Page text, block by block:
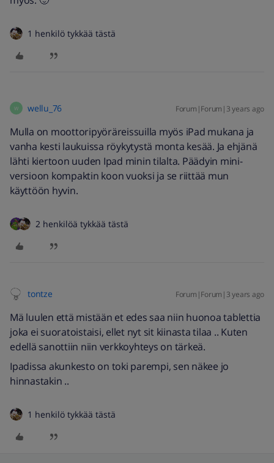
1 henkilö tykkää tästä
W wellu_76 Forum|Forum|3 years ago
Mulla on moottoripyöräreissuilla myös iPad mukana ja
vanha kesti laukuissa röykytystä monta kesää. Ja ehjänä
lähti kiertoon uuden Ipad minin tilalta. Päädyin mini-
versioon kompaktin koon vuoksi ja se riittää mun
käyttöön hyvin.
2 henkilöä tykkää tästä
tontze Forum|Forum|3 years ago
Mä luulen että mistään et edes saa niin huonoa tablettia
joka ei suoratoistaisi, ellet nyt sit kiinasta tilaa .. Kuten
edellä sanottiin niin verkkoyhteys on tärkeä.
Ipadissa akunkesto on toki parempi, sen näkee jo
hinnastakin ..
1 henkilö tykkää tästä